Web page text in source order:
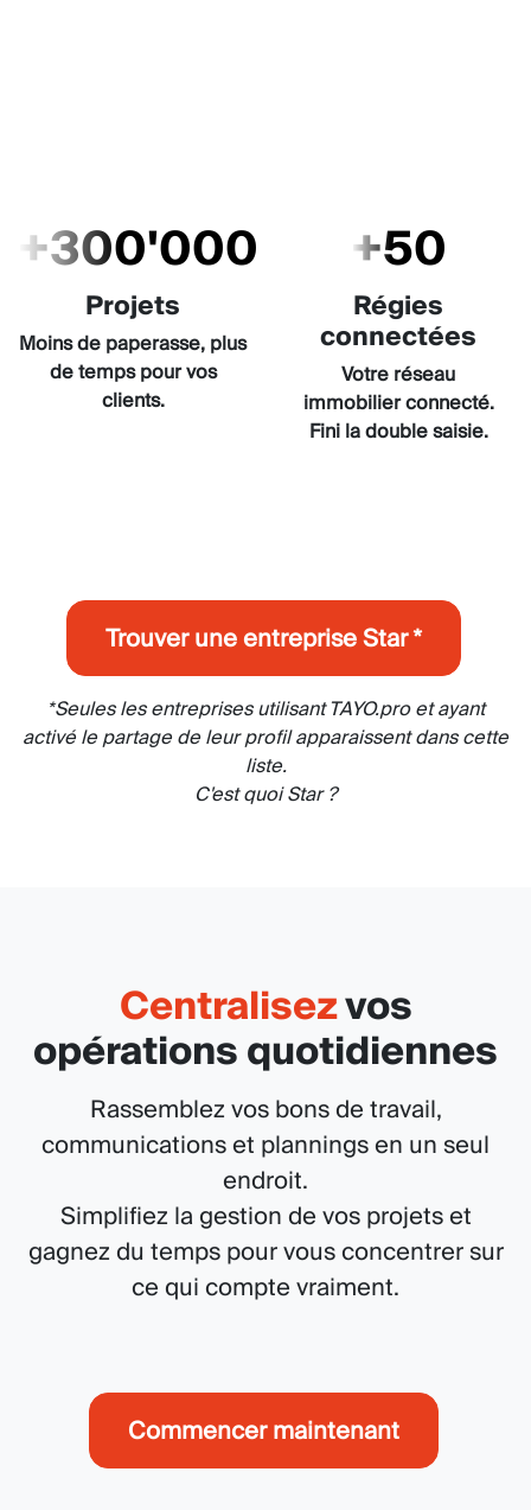
+300'000
Projets
Moins de paperasse, plus
de temps pour vos
clients.
+50
Régies
connectées
Votre réseau
immobilier connecté.
Fini la double saisie.
Trouver une entreprise Star *
*Seules les entreprises utilisant TAYO.pro et ayant
activé le partage de leur profil apparaissent dans cette
liste.
C'est quoi Star ?
Centralisezvos
opérations quotidiennes
Rassemblez vos bons de travail,
communications et plannings en un seul
endroit.
Simplifiez la gestion de vos projets et
gagnez du temps pour vous concentrer sur
ce qui compte vraiment.
Commencer maintenant